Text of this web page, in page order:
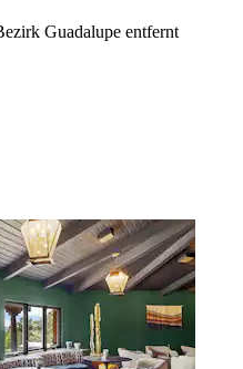
Guadalupe entfernt